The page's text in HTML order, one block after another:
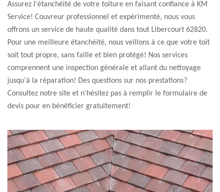
Assurez l'étanchéité de votre toiture en faisant confiance à KM
Service! Couvreur professionnel et expérimenté, nous vous
offrons un service de haute qualité dans tout Libercourt 62820.
Pour une meilleure étanchéité, nous veillons à ce que votre toit
soit tout propre, sans faille et bien protégé! Nos services
comprennent une inspection générale et allant du nettoyage
jusqu'à la réparation! Des questions sur nos prestations?
Consultez notre site et n'hésitez pas à remplir le formulaire de
devis pour en bénéficier gratuitement!